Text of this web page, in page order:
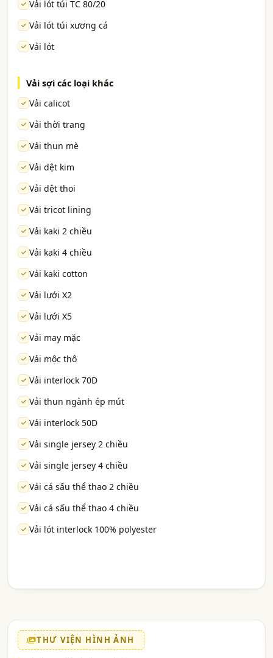
Vải lót túi TC 80/20
Vải lót túi xương cá
Vải lót
Vải sợi các loại khác
Vải calicot
Vải thời trang
Vải thun mè
Vải dệt kim
Vải dệt thoi
Vải tricot lining
Vải kaki 2 chiều
Vải kaki 4 chiều
Vải kaki cotton
Vải lưới X2
Vải lưới X5
Vải may mặc
Vải mộc thô
Vải interlock 70D
Vải thun ngành ép mút
Vải interlock 50D
Vải single jersey 2 chiều
Vải single jersey 4 chiều
Vải cá sấu thể thao 2 chiều
Vải cá sấu thể thao 4 chiều
Vải lót interlock 100% polyester
THƯ VIỆN HÌNH ẢNH